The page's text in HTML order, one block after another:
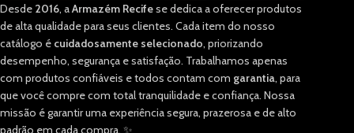
Desde 2016, aArmazém Recifese dedica a oferecer produtos
de alta qualidade para seus clientes. Cada item do nosso
catálogo é cuidadosamente selecionado, priorizando
desempenho, segurança e satisfação. Trabalhamos apenas
com produtos confiáveis e todos contam com garantia, para
que você compre com total tranquilidade e confiança. Nossa
missão é garantir uma experiência segura, prazerosa e de alto
padrão em cada compra. ✨